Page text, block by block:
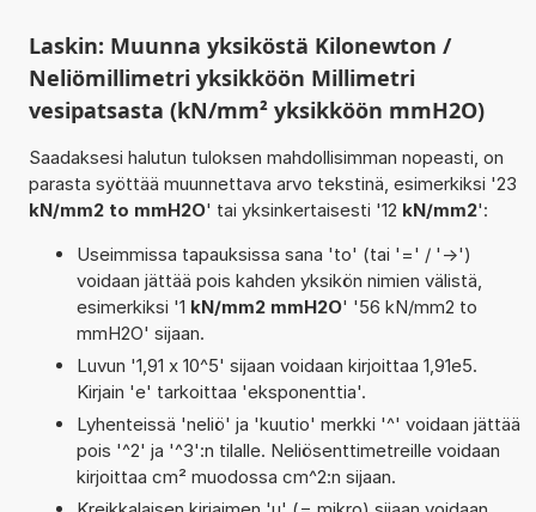
Laskin: Muunna yksiköstä Kilonewton /
Neliömillimetri yksikköön Millimetri
vesipatsasta (kN/mm² yksikköön mmH2O)
Saadaksesi halutun tuloksen mahdollisimman nopeasti, on
parasta syöttää muunnettava arvo tekstinä, esimerkiksi '23
kN/mm2 to mmH2O' tai yksinkertaisesti '12 kN/mm2':
Useimmissa tapauksissa sana 'to' (tai '=' / '->')
voidaan jättää pois kahden yksikön nimien välistä,
esimerkiksi '1 kN/mm2 mmH2O' '56 kN/mm2 to
mmH2O' sijaan.
Luvun '1,91 x 10^5' sijaan voidaan kirjoittaa 1,91e5.
Kirjain 'e' tarkoittaa 'eksponenttia'.
Lyhenteissä 'neliö' ja 'kuutio' merkki '^' voidaan jättää
pois '^2' ja '^3':n tilalle. Neliösenttimetreille voidaan
kirjoittaa cm² muodossa cm^2:n sijaan.